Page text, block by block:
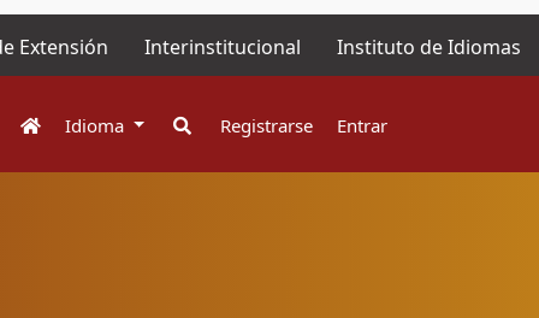
Extensión Interinstitucional Instituto de Idiomas
Idioma Registrarse Entrar